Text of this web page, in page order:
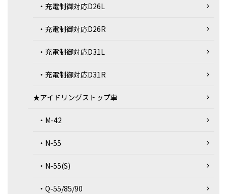
・充電制御対応D26L
・充電制御対応D26R
・充電制御対応D31L
・充電制御対応D31R
★アイドリングストップ車
・M-42
・N-55
・N-55(S)
・Q-55/85/90